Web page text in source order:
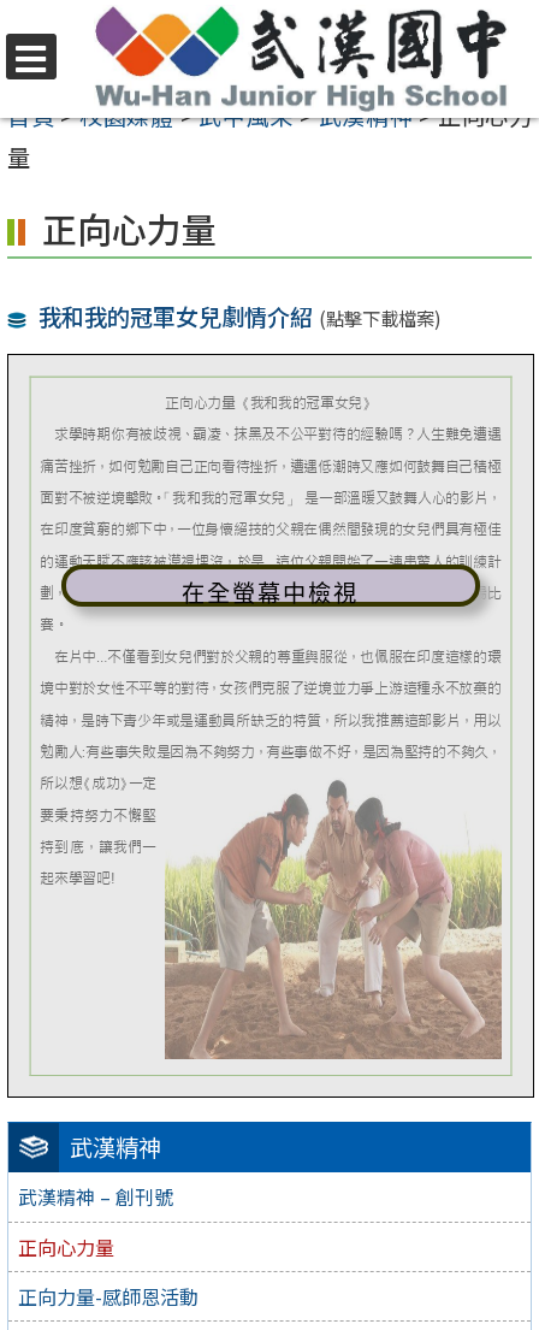
至
要
容
區
選
單
首頁>校園媒體>武中風采>武漢精神>正向心力
量
武漢精神
武漢精神 – 創刊號
正向心力量
正向力量-感師恩活動
正向心力量
我和我的冠軍女兒劇情介紹 (點擊下載檔案)
在全螢幕中檢視